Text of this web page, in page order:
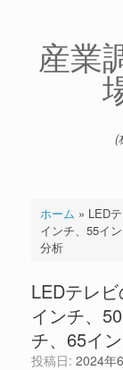
産業
(
ホーム » LED
インチ、55イ
分析
LEDテレ
インチ、
チ、65イ
投稿日: 2024年